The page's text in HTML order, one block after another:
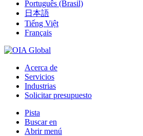
Português (Brasil)
日本語
Tiếng Việt
Français
Acerca de
Servicios
Industrias
Solicitar presupuesto
Pista
Buscar en
Abrir menú